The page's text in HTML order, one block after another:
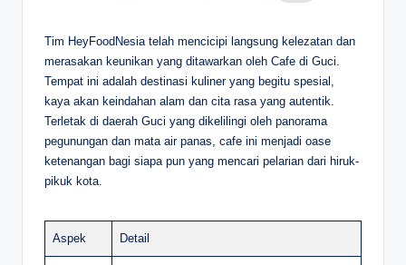
Tim HeyFoodNesia telah mencicipi langsung kelezatan dan
merasakan keunikan yang ditawarkan oleh Cafe di Guci.
Tempat ini adalah destinasi kuliner yang begitu spesial,
kaya akan keindahan alam dan cita rasa yang autentik.
Terletak di daerah Guci yang dikelilingi oleh panorama
pegunungan dan mata air panas, cafe ini menjadi oase
ketenangan bagi siapa pun yang mencari pelarian dari hiruk-
pikuk kota.
Aspek Detail